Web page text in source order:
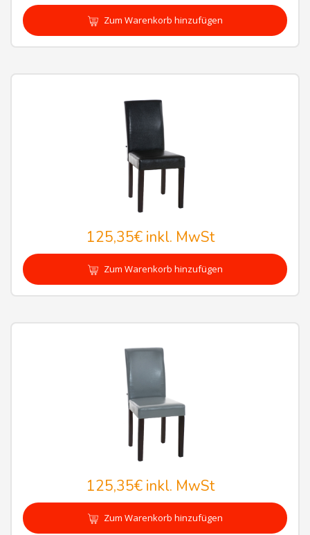
Zum Warenkorb hinzufügen
125,35€inkl. MwSt
Zum Warenkorb hinzufügen
125,35€inkl. MwSt
Zum Warenkorb hinzufügen